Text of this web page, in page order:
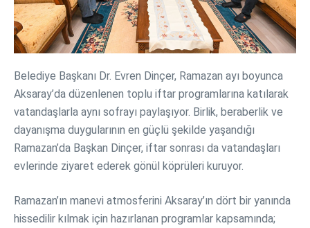
Belediye Başkanı Dr. Evren Dinçer, Ramazan ayı boyunca
Aksaray’da düzenlenen toplu iftar programlarına katılarak
vatandaşlarla aynı sofrayı paylaşıyor. Birlik, beraberlik ve
dayanışma duygularının en güçlü şekilde yaşandığı
Ramazan’da Başkan Dinçer, iftar sonrası da vatandaşları
evlerinde ziyaret ederek gönül köprüleri kuruyor.
Ramazan’ın manevi atmosferini Aksaray’ın dört bir yanında
hissedilir kılmak için hazırlanan programlar kapsamında;